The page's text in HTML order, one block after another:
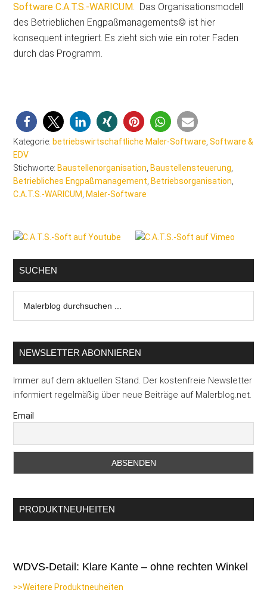
Software C.A.T.S.-WARICUM . Das Organisationsmodell
des Betrieblichen Engpaßmanagements© ist hier
konsequent integriert. Es zieht sich wie ein roter Faden
durch das Programm.
Kategorie: betriebswirtschaftliche Maler-Software ,Software &
EDV
Stichworte: Baustellenorganisation Baustellensteuerung
Betriebliches Engpaßmanagement Betriebsorganisation
C.A.T.S.-WARICUM
Maler-Software
Seitenspalte
SUCHEN
durchsuchen
NEWSLETTER ABONNIEREN
Immer auf dem aktuellen Stand. Der kostenfreie Newsletter
informiert regelmäßig über neue Beiträge auf Malerblog.net.
Email
PRODUKTNEUHEITEN
WDVS-Detail: Klare Kante – ohne rechten Winkel
>>Weitere Produktneuheiten